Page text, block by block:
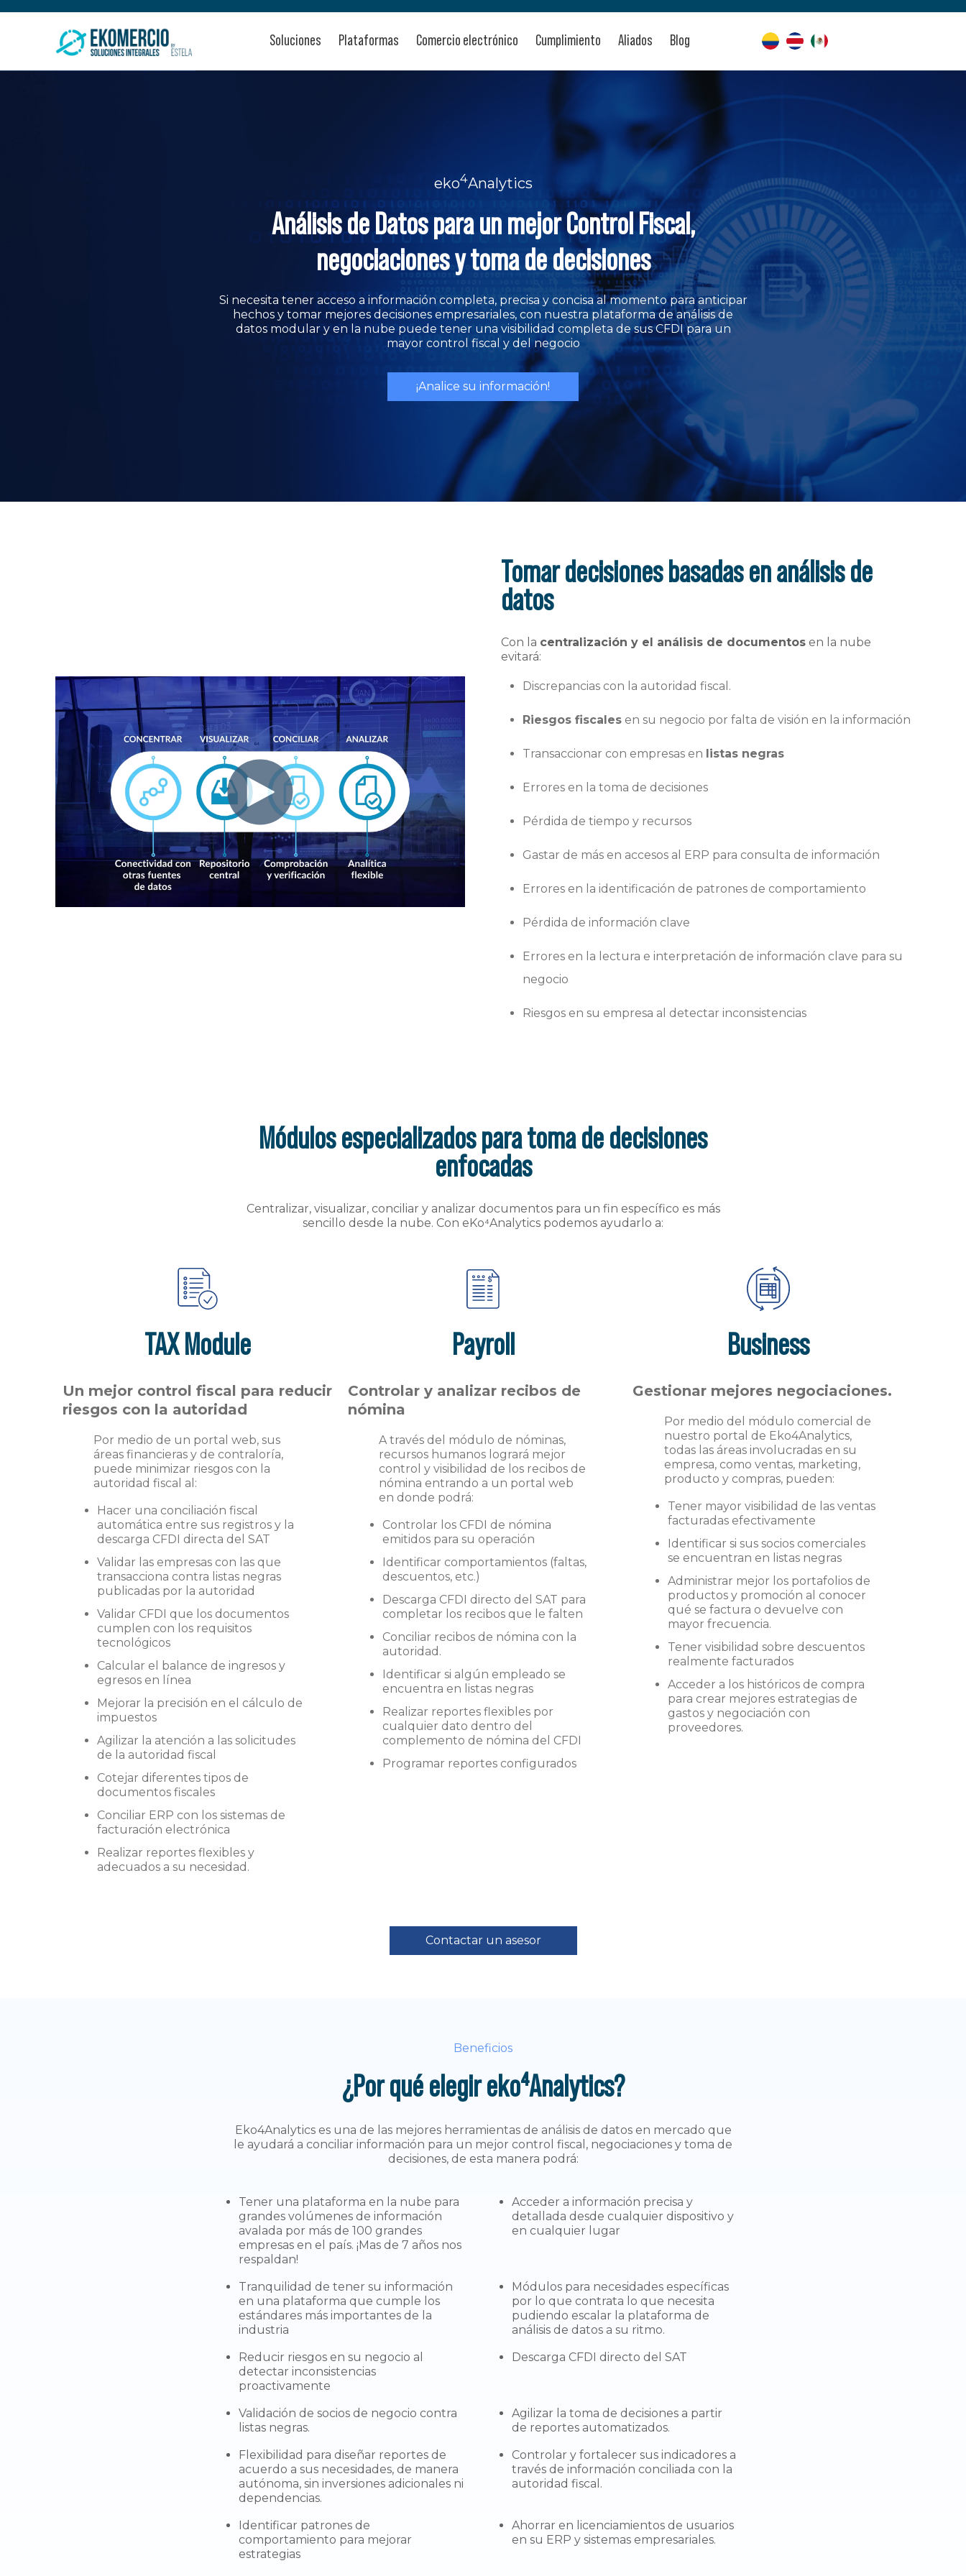
Soluciones Plataformas Comercio electrónico Cumplimiento Aliados Blog
eko4Analytics
Análisis de Datospara un mejor Control Fiscal,
negociaciones y toma de decisiones
Si necesita tener acceso a información completa, precisa y concisa al momento para anticipar
hechos y tomar mejores decisiones empresariales, con nuestra plataforma de análisis de
datos modular y en la nube puede tener una visibilidad completa de sus CFDI para un
mayor control fiscal y del negocio
¡Analice su información!
Tomar decisiones basadas en análisis de
datos
Con la centralización y el análisis de documentos en la nube
evitará:
Discrepancias con la autoridad fiscal.
Riesgos fiscales en su negocio por falta de visión en la información
Transaccionar con empresas en listas negras
Errores en la toma de decisiones
Pérdida de tiempo y recursos
Gastar de más en accesos al ERP para consulta de información
Errores en la identificación de patrones de comportamiento
Pérdida de información clave
Errores en la lectura e interpretación de información clave para su
negocio
Riesgos en su empresa al detectar inconsistencias
Módulos especializados para toma de decisiones
enfocadas
Centralizar, visualizar, conciliar y analizar documentos para un fin específico es más
sencillo desde la nube. Con eKo⁴Analytics podemos ayudarlo a:
TAX Module
Un mejor control fiscal para reducir
riesgos con la autoridad
Por medio de un portal web, sus
áreas financieras y de contraloría,
puede minimizar riesgos con la
autoridad fiscal al:
Hacer una conciliación fiscal
automática entre sus registros y la
descarga CFDI directa del SAT
Validar las empresas con las que
transacciona contra listas negras
publicadas por la autoridad
Validar CFDI que los documentos
cumplen con los requisitos
tecnológicos
Calcular el balance de ingresos y
egresos en línea
Mejorar la precisión en el cálculo de
impuestos
Agilizar la atención a las solicitudes
de la autoridad fiscal
Cotejar diferentes tipos de
documentos fiscales
Conciliar ERP con los sistemas de
facturación electrónica
Realizar reportes flexibles y
adecuados a su necesidad.
Payroll
Controlar y analizar recibos de
nómina
A través del módulo de nóminas,
recursos humanos logrará mejor
control y visibilidad de los recibos de
nómina entrando a un portal web
en donde podrá:
Controlar los CFDI de nómina
emitidos para su operación
Identificar comportamientos (faltas,
descuentos, etc.)
Descarga CFDI directo del SAT para
completar los recibos que le falten
Conciliar recibos de nómina con la
autoridad.
Identificar si algún empleado se
encuentra en listas negras
Realizar reportes flexibles por
cualquier dato dentro del
complemento de nómina del CFDI
Programar reportes configurados
Business
Gestionar mejores negociaciones.
Por medio del módulo comercial de
nuestro portal de Eko4Analytics,
todas las áreas involucradas en su
empresa, como ventas, marketing,
producto y compras, pueden:
Tener mayor visibilidad de las ventas
facturadas efectivamente
Identificar si sus socios comerciales
se encuentran en listas negras
Administrar mejor los portafolios de
productos y promoción al conocer
qué se factura o devuelve con
mayor frecuencia.
Tener visibilidad sobre descuentos
realmente facturados
Acceder a los históricos de compra
para crear mejores estrategias de
gastos y negociación con
proveedores.
Contactar un asesor
Beneficios
¿Por qué elegir eko⁴Analytics?
Eko4Analytics es una de las mejores herramientas de análisis de datos en mercado que
le ayudará a conciliar información para un mejor control fiscal, negociaciones y toma de
decisiones, de esta manera podrá:
Tener una plataforma en la nube para
grandes volúmenes de información
avalada por más de 100 grandes
empresas en el país. ¡Mas de 7 años nos
respaldan!
Acceder a información precisa y
detallada desde cualquier dispositivo y
en cualquier lugar
Tranquilidad de tener su información
en una plataforma que cumple los
estándares más importantes de la
industria
Módulos para necesidades específicas
por lo que contrata lo que necesita
pudiendo escalar la plataforma de
análisis de datos a su ritmo.
Reducir riesgos en su negocio al
detectar inconsistencias
proactivamente
Descarga CFDI directo del SAT
Validación de socios de negocio contra
listas negras.
Agilizar la toma de decisiones a partir
de reportes automatizados.
Flexibilidad para diseñar reportes de
acuerdo a sus necesidades, de manera
autónoma, sin inversiones adicionales ni
dependencias.
Controlar y fortalecer sus indicadores a
través de información conciliada con la
autoridad fiscal.
Identificar patrones de
comportamiento para mejorar
estrategias
Ahorrar en licenciamientos de usuarios
en su ERP y sistemas empresariales.